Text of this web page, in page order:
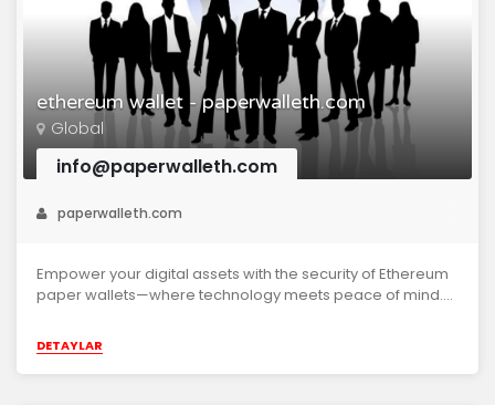
ethereum wallet - paperwalleth.com
Global
info@paperwalleth.com
paperwalleth.com
Empower your digital assets with the security of Ethereum
paper wallets—where technology meets peace of mind....
DETAYLAR